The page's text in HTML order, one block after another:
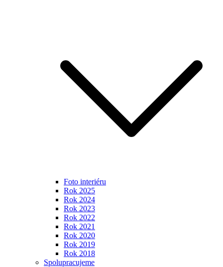
Foto interiéru
Rok 2025
Rok 2024
Rok 2023
Rok 2022
Rok 2021
Rok 2020
Rok 2019
Rok 2018
Spolupracujeme